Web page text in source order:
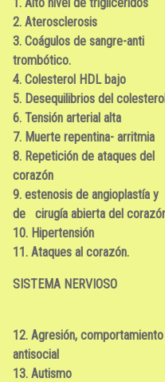
2. Aterosclerosis
3. Coágulos de sangre-anti
trombótico.
4. Colesterol HDL bajo
5. Desequilibrios del
6. Tensión arterial alta
7. Muerte repentina- arritmia
8. Repetición de ataques del
corazón
9. estenosis de angioplastía y
de cirugía abierta del
10. Hipertensión
11. Ataques al corazón.
SISTEMA NERVIOSO
12. Agresión, comportamiento
antisocial
13. Autismo